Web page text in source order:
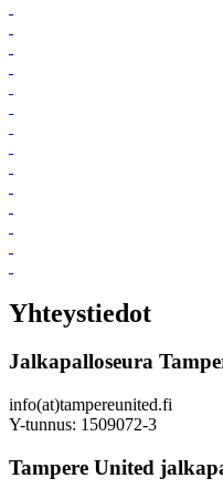
Yhteystiedot
Jalkapalloseura
info(at)tampereunited.fi
Y-tunnus: 1509072-3
Tampere United